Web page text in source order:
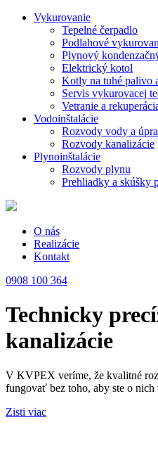
Skip
Vykurovanie
Tepelné čerpadlo
Podlahové
Plynový
Elektrický kotol
Kotly na tuhé palivo
Servis vykurovacej
Vetranie a
Vodoinštalácie
Rozvody vody a
Rozvody kanalizácie
Plynoinštalácie
Rozvody plynu
Prehliadky a skúšky
O nás
Realizácie
Kontakt
0908 100 364
Technicky
kanalizácie
V KVPEX veríme, že kvalitné
fungovať bez toho, aby ste o nich
Zisti viac